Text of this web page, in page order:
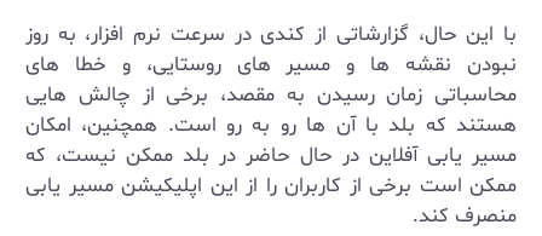
با این حال، گزارشاتی از کندی در سرعت نرم‌ افزار، به‌ روز
نبودن نقشه ‌ها و مسیر های روستایی، و خطا های
محاسباتی زمان رسیدن به مقصد، برخی از چالش‌ هایی
هستند که بلد با آن ها رو به رو است. همچنین، امکان
مسیر یابی آفلاین در حال حاضر در بلد ممکن نیست، که
ممکن است برخی از کاربران را از این اپلیکیشن مسیر یابی
منصرف کند.